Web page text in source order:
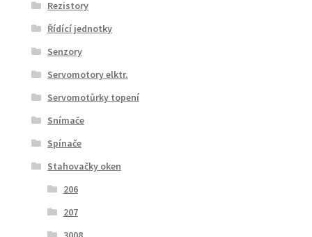
Rezistory
Řídící jednotky
Senzory
Servomotory elktr.
Servomotůrky topení
Snímače
Spínače
Stahovačky oken
206
207